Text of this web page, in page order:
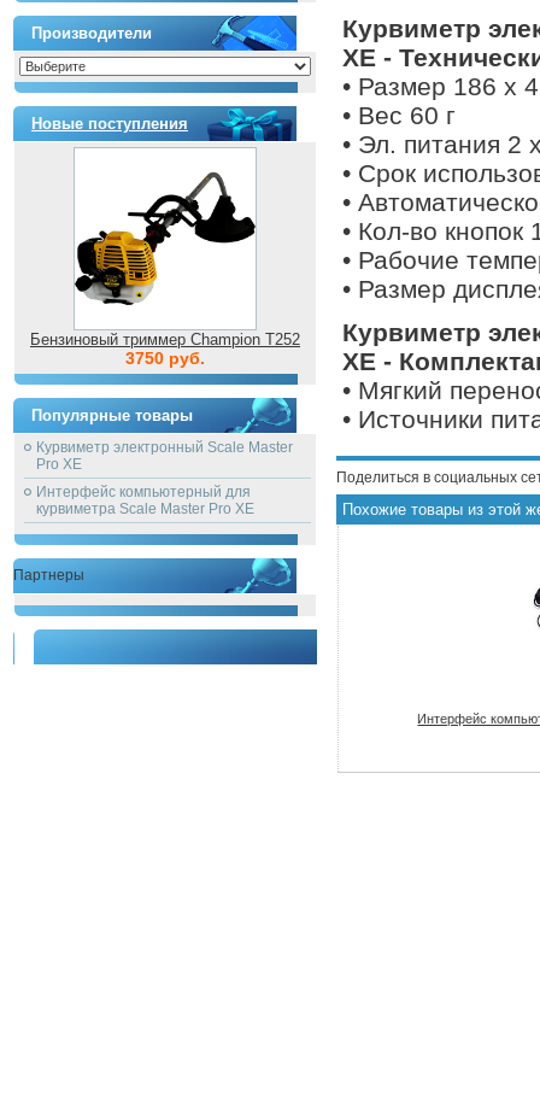
Производители
Новые поступления
Бензиновый триммер Champion T252
3750 руб.
Популярные товары
Курвиметр электронный Scale Master
Pro XE
Интерфейс компьютерный для
курвиметра Scale Master Pro XE
Партнеры
Курвиметр
XE -
• Размер 186 x
• Вес 60 г
• Эл. питания 2
• Срок
•
• Кол-во кнопок
• Рабочие
• Размер
Курвиметр
XE -
• Мягкий
• Источники
Поделиться в социальных
Похожие товары из этой
Интерфейс